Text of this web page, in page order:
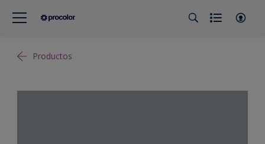
Productos